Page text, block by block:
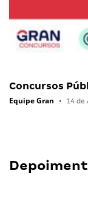
Concursos
Equipe Gran • 14 de